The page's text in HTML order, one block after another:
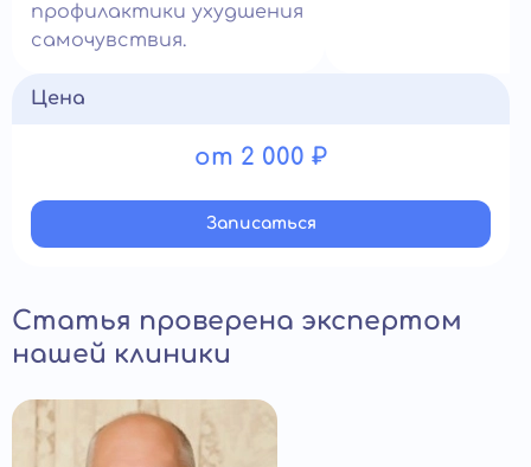
профилактики ухудшения
самочувствия.
Цена
от 2 000 ₽
Записатьcя
Статья проверена экспертом
нашей клиники